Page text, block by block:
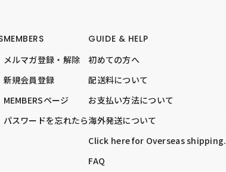
MEMBERS
メルマガ登録・解除
新規会員登録
MEMBERSページ
パスワードを忘れたら
GUIDE & HELP
初めての方へ
配送料について
お支払い方法について
海外発送について
Click here for Overseas shipping.
FAQ